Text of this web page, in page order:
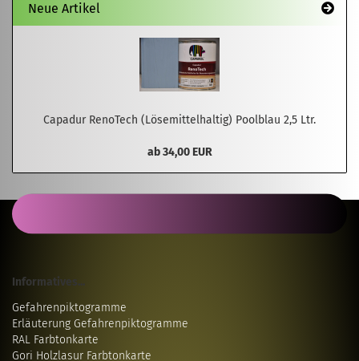
Neue Artikel
Capadur RenoTech (Lösemittelhaltig) Poolblau 2,5 Ltr.
ab 34,00 EUR
Informatives...
Gefahrenpiktogramme
Erläuterung Gefahrenpiktogramme
RAL Farbtonkarte
Gori Holzlasur Farbtonkarte